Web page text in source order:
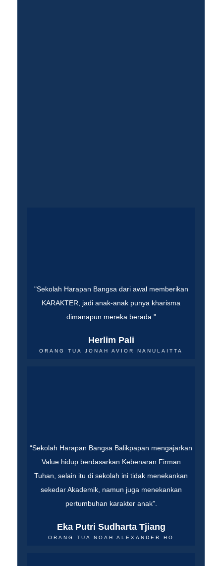
"Sekolah Harapan Bangsa dari awal memberikan
KARAKTER, jadi anak-anak punya kharisma
dimanapun mereka berada."
Herlim Pali
ORANG TUA JONAH AVIOR NANULAITTA
“Sekolah Harapan Bangsa Balikpapan mengajarkan
Value hidup berdasarkan Kebenaran Firman
Tuhan, selain itu di sekolah ini tidak menekankan
sekedar Akademik, namun juga menekankan
pertumbuhan karakter anak”.
Eka Putri Sudharta Tjiang
ORANG TUA NOAH ALEXANDER HO